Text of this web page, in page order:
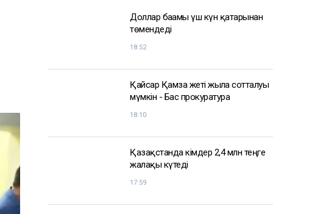
Доллар бағамы үш күн қатарынан
төмендеді
18:52
Қайсар Қамза жеті жылға сотталуы
мүмкін - Бас прокуратура
18:10
Қазақстанда кімдер 2,4 млн теңге
жалақы күтеді
17:59